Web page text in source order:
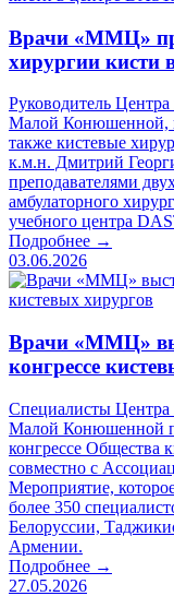
Врачи «ММЦ»
хирургии кисти
Руководитель
Малой Конюшенной,
также кистевые
к.м.н. Дмитрий
преподавателями
амбулаторного
учебного центра
Подробнее →
03.06.2026
Врачи «ММЦ»
конгрессе
Специалисты
Малой Конюшенной
конгрессе Общества
совместно с
Мероприятие,
более 350
Белоруссии,
Армении.
Подробнее →
27.05.2026